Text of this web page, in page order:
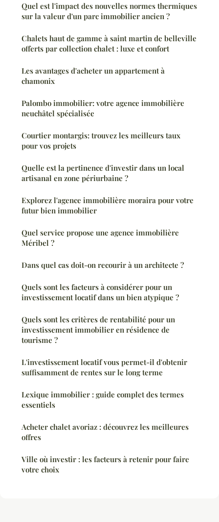
Quel est l'impact des nouvelles normes thermiques
sur la valeur d'un parc immobilier ancien ?
Chalets haut de gamme à saint martin de belleville
offerts par collection chalet : luxe et confort
Les avantages d'acheter un appartement à
chamonix
Palombo immobilier: votre agence immobilière
neuchâtel spécialisée
Courtier montargis: trouvez les meilleurs taux
pour vos projets
Quelle est la pertinence d'investir dans un local
artisanal en zone périurbaine ?
Explorez l'agence immobilière moraira pour votre
futur bien immobilier
Quel service propose une agence immobilière
Méribel ?
Dans quel cas doit-on recourir à un architecte ?
Quels sont les facteurs à considérer pour un
investissement locatif dans un bien atypique ?
Quels sont les critères de rentabilité pour un
investissement immobilier en résidence de
tourisme ?
L'investissement locatif vous permet-il d'obtenir
suffisamment de rentes sur le long terme
Lexique immobilier : guide complet des termes
essentiels
Acheter chalet avoriaz : découvrez les meilleures
offres
Ville où investir : les facteurs à retenir pour faire
votre choix